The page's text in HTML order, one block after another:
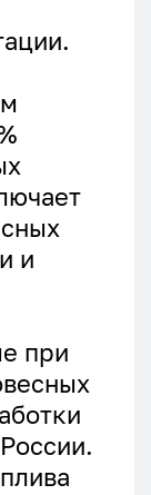
и
при